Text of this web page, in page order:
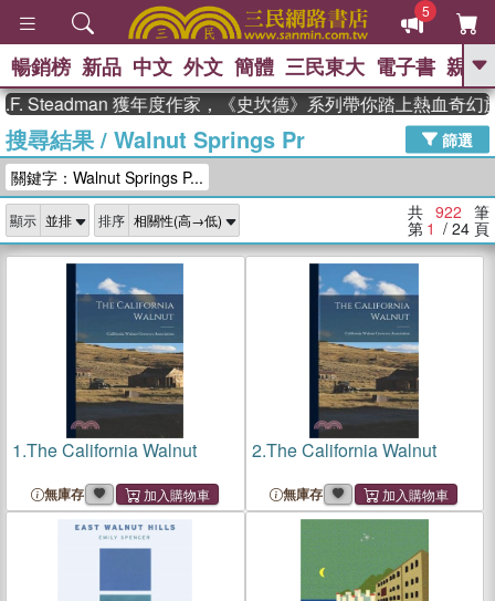
5
GO
熱搜： 東野圭吾 The Odyssey 、
父親節 、 如果歷史是一群喵 、 暑期
念華 、 台灣的李登輝時代 、 數學女
孩：黎曼猜想
偉大的迷走神經
暢銷榜 新品 中文 外文 簡體 三民東大 電子書 親子
獲年度作家，《史坎德》系列帶你踏上熱血奇幻旅程
搜尋結果/ Walnut Springs Pr
篩選
關鍵字：Walnut Springs P...
顯示 排序 共 922 筆
第 1 / 24 頁
1.The California Walnut
無庫存
2.The California Walnut
無庫存